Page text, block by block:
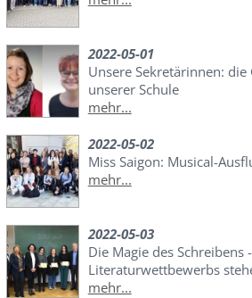
2022-05-01
Unsere Sekretärinnen:
unserer Schule
mehr...
2022-05-02
Miss Saigon: Musical-
mehr...
2022-05-03
Die Magie des Schreibens
Literaturwettbewerbs
mehr...